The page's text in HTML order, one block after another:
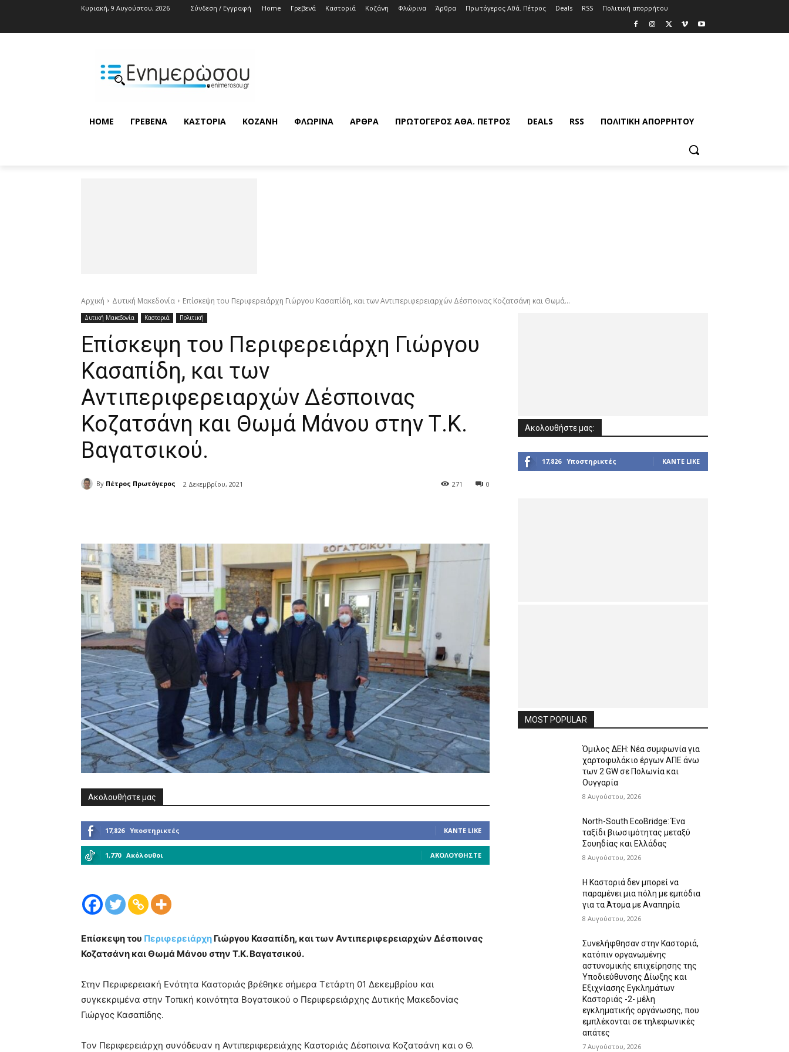
Κυριακή, 9 Αυγούστου, 2026 Σύνδεση / Εγγραφή Home Γρεβενά Καστοριά Κοζάνη Φλώρινα Άρθρα Πρωτόγερος Αθά. Πέτρος Deals RSS Πολιτική απορρήτου
HOME ΓΡΕΒΕΝΆ ΚΑΣΤΟΡΙΆ ΚΟΖΆΝΗ ΦΛΏΡΙΝΑ ΆΡΘΡΑ ΠΡΩΤΌΓΕΡΟΣ ΑΘΆ. ΠΈΤΡΟΣ DEALS RSS ΠΟΛΙΤΙΚΉ ΑΠΟΡΡΉΤΟΥ
Αρχική Δυτική Μακεδονία Επίσκεψη του Περιφερειάρχη Γιώργου Κασαπίδη, και των Αντιπεριφερειαρχών Δέσποινας Κοζατσάνη και Θωμά...
Δυτική Μακεδονία Καστοριά Πολιτική
Επίσκεψη του Περιφερειάρχη Γιώργου
Κασαπίδη, και των
Αντιπεριφερειαρχών Δέσποινας
Κοζατσάνη και Θωμά Μάνου στην Τ.Κ.
Βαγατσικού.
By Πέτρος Πρωτόγερος 2 Δεκεμβρίου, 2021 0
271
Ακολουθήστε μας
17,826 Υποστηρικτές ΚΆΝΤΕ LIKE
1,770 Ακόλουθοι ΑΚΟΛΟΥΘΉΣΤΕ
Επίσκεψη του Περιφερειάρχη Γιώργου Κασαπίδη, και των Αντιπεριφερειαρχών Δέσποινας
Κοζατσάνη και Θωμά Μάνου στην Τ.Κ. Βαγατσικού.
Στην Περιφερειακή Ενότητα Καστοριάς βρέθηκε σήμερα Τετάρτη 01 Δεκεμβρίου και
συγκεκριμένα στην Τοπική κοινότητα Βογατσικού ο Περιφερειάρχης Δυτικής Μακεδονίας
Γιώργος Κασαπίδης.
Τον Περιφερειάρχη συνόδευαν η Αντιπεριφερειάχης Καστοριάς Δέσποινα Κοζατσάνη και ο Θ.
Ακολουθήστε μας:
17,826 Υποστηρικτές ΚΆΝΤΕ LIKE
MOST POPULAR
Όμιλος ΔΕΗ: Νέα συμφωνία για
χαρτοφυλάκιο έργων ΑΠΕ άνω
των 2 GW σε Πολωνία και
Ουγγαρία
8 Αυγούστου, 2026
North-South EcoBridge: Ένα
ταξίδι βιωσιμότητας μεταξύ
Σουηδίας και Ελλάδας
8 Αυγούστου, 2026
Η Καστοριά δεν μπορεί να
παραμένει μια πόλη με εμπόδια
για τα Άτομα με Αναπηρία
8 Αυγούστου, 2026
Συνελήφθησαν στην Καστοριά,
κατόπιν οργανωμένης
αστυνομικής επιχείρησης της
Υποδιεύθυνσης Δίωξης και
Εξιχνίασης Εγκλημάτων
Καστοριάς -2- μέλη
εγκληματικής οργάνωσης, που
εμπλέκονται σε τηλεφωνικές
απάτες
7 Αυγούστου, 2026